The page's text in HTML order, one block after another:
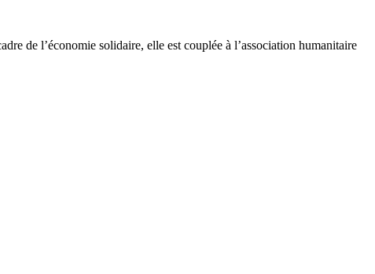
de l’économie solidaire, elle est couplée à l’association humanitaire